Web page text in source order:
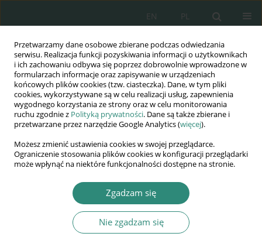
Przetwarzamy dane osobowe zbierane podczas odwiedzania
serwisu. Realizacja funkcji pozyskiwania informacji o użytkownikach
i ich zachowaniu odbywa się poprzez dobrowolnie wprowadzone w
formularzach informacje oraz zapisywanie w urządzeniach
końcowych plików cookies (tzw. ciasteczka). Dane, w tym pliki
cookies, wykorzystywane są w celu realizacji usług, zapewnienia
wygodnego korzystania ze strony oraz w celu monitorowania
ruchu zgodnie z Polityką prywatności. Dane są także zbierane i
przetwarzane przez narzędzie Google Analytics (więcej).
Możesz zmienić ustawienia cookies w swojej przeglądarce.
Ograniczenie stosowania plików cookies w konfiguracji przeglądarki
może wpłynąć na niektóre funkcjonalności dostępne na stronie.
Zgadzam się
Nie zgadzam się
PL
EN
Wydawnictwo
AWSGE
Akademia Nauk Stosowanych
WSGE
im. Alcide De Gasperi
Sebastian Stygar
Automatyczny monitoring wizyjny: